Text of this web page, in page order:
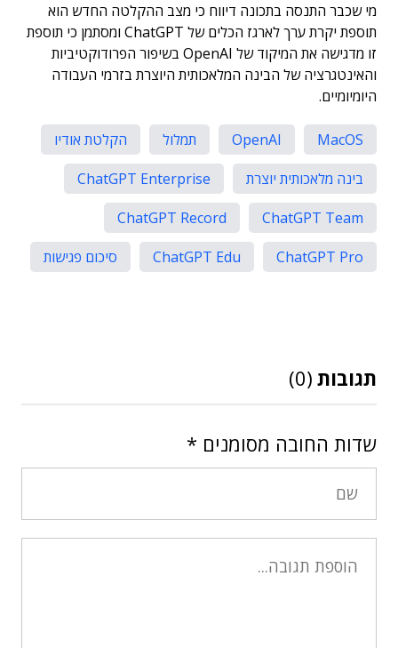
מי שכבר התנסה בתכונה דיווח כי מצב ההקלטה החדש הוא
תוספת יקרת ערך לארגז הכלים של ChatGPT ומסתמן כי תוספת
זו מדגישה את המיקוד של OpenAI בשיפור הפרודוקטיביות
והאינטגרציה של הבינה המלאכותית היוצרת בזרמי העבודה
היומיומיים.
MacOS
OpenAI תמלול
הקלטת אודיו
בינה מלאכותית יוצרת
ChatGPT Enterprise
ChatGPT Team
ChatGPT Record
ChatGPT Pro
ChatGPT Edu סיכום פגישות
תגובות (0)
שדות החובה מסומנים *